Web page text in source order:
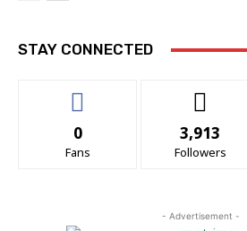
STAY CONNECTED
0
Fans
3,913
Followers
- Advertisement -